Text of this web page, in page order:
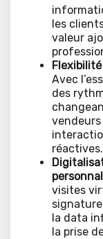
les
valeur
Avec
des
réactives.
visites
la data
la prise